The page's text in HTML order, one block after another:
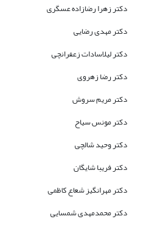
دکتر زهرا رضازاده عسگری
دکتر مهدی رضایی
دکتر لیلاسادات زعفرانچی
دکتر رضا زهروی
دکتر مریم سروش
دکتر مونس سیاح
دکتر وحید شالچی
دکتر فریبا شایگان
دکتر مهرانگیز شعاع کاظمی
دکتر محمدمهدی شمسایی